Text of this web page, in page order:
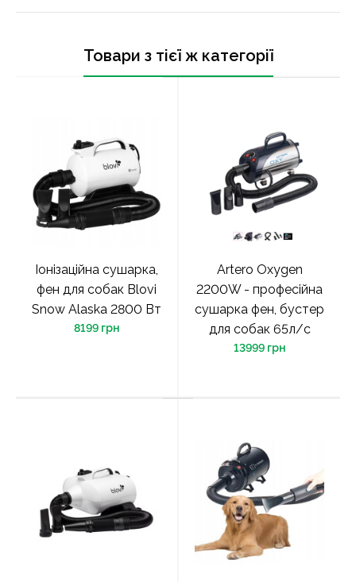
Товари з тієї ж категорії
Іонізаційна сушарка,
фен для собак Blovi
Snow Alaska 2800 Вт
8199 грн
Artero Oxygen
2200W - професійна
сушарка фен, бустер
для собак 65л/с
13999 грн